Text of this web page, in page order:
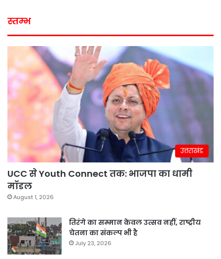
स्तम्भ
उत्तराखंड
UCC से Youth Connect तक: भाजपा का धामी
मॉडल
August 1, 2026
तिरंगे का सम्मान केवल उत्सव नहीं, राष्ट्रीय
चेतना का संकल्प भी है
July 23, 2026